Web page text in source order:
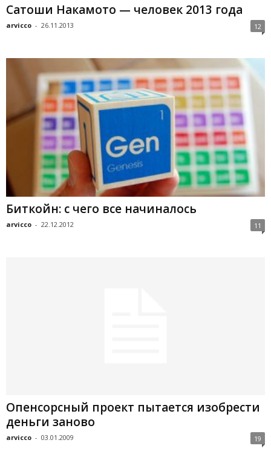
Сатоши Накамото — человек 2013 года
arvicco - 26.11.2013 12
Биткойн: с чего все начиналось
arvicco - 22.12.2012 11
Опенсорсный проект пытается изобрести
деньги заново
arvicco - 03.01.2009 19